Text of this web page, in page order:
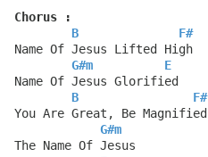
Chorus :
B
F#
Name Of Jesus Lifted High
G#m
E
Name Of Jesus Glorified
B
F#
You Are Great, Be Magnified
G#m
The Name Of Jesus